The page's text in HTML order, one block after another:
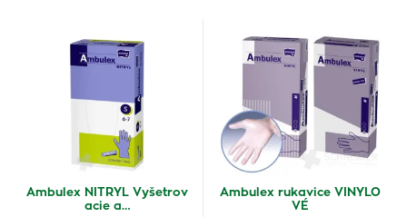
Ambulex NITRYL Vyšetrov
acie a…
Ambulex rukavice VINYLO
VÉ